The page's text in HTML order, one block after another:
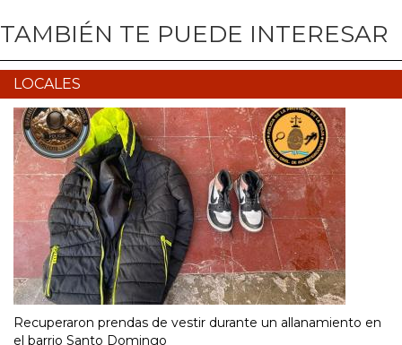
TAMBIÉN TE PUEDE INTERESAR
LOCALES
Recuperaron prendas de vestir durante un allanamiento en
el barrio Santo Domingo